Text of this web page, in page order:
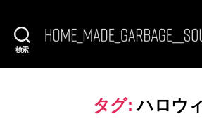
検索
BGM]
タグ: ハロウ